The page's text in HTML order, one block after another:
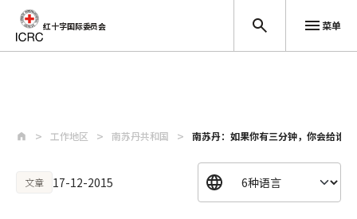
红十字国际委员会 菜单
工作地区 南苏丹共和国 南苏丹：如果你有三分钟，你会给谁
文章 17-12-2015